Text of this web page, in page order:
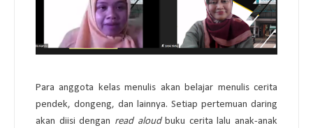
Para anggota kelas menulis akan belajar menulis cerita
pendek, dongeng, dan lainnya. Setiap pertemuan daring
akan diisi dengan read aloud buku cerita lalu anak-anak